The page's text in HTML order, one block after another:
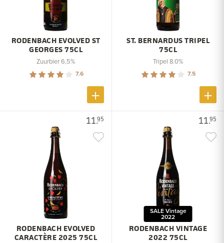
RODENBACH EVOLVED ST
GEORGES 75CL
Zuurbier 6,5%
7.6
ST. BERNARDUS TRIPEL
75CL
Tripel 8.0%
7.5
11.95
RODENBACH EVOLVED
CARACTÈRE 2025 75CL
11.95
RODENBACH VINTAGE
2022 75CL
SALE Vintage
2022